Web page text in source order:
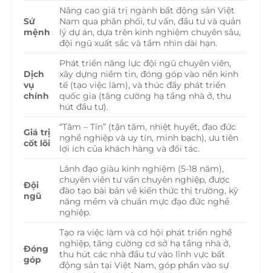
Sứ
mệnh
Nâng cao giá trị ngành bất động sản Việt
Nam qua phân phối, tư vấn, đầu tư và quản
lý dự án, dựa trên kinh nghiệm chuyên sâu,
đội ngũ xuất sắc và tầm nhìn dài hạn.
Dịch
vụ
chính
Phát triển năng lực đội ngũ chuyên viên,
xây dựng niềm tin, đóng góp vào nền kinh
tế (tạo việc làm), và thúc đẩy phát triển
quốc gia (tăng cường hạ tầng nhà ở, thu
hút đầu tư).
Giá trị
cốt lõi
“Tâm – Tín” (tận tâm, nhiệt huyết, đạo đức
nghề nghiệp và uy tín, minh bạch), ưu tiên
lợi ích của khách hàng và đối tác.
Đội
ngũ
Lãnh đạo giàu kinh nghiệm (5-18 năm),
chuyên viên tư vấn chuyên nghiệp, được
đào tạo bài bản về kiến thức thị trường, kỹ
năng mềm và chuẩn mực đạo đức nghề
nghiệp.
Đóng
góp
Tạo ra việc làm và cơ hội phát triển nghề
nghiệp, tăng cường cơ sở hạ tầng nhà ở,
thu hút các nhà đầu tư vào lĩnh vực bất
động sản tại Việt Nam, góp phần vào sự